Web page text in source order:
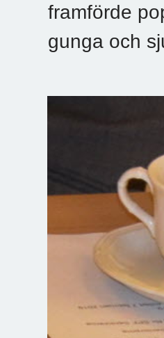
framförde
gunga och